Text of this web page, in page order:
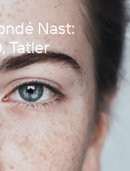
Nast:
Tatler